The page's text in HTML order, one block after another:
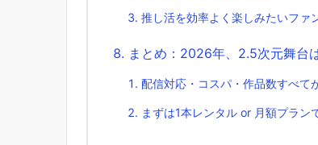
推し活を効率よく楽しみたいファ
まとめ：2026年、2.5次元舞台
配信対応・コスパ・作品数すべて
まずは1本レンタル or 月額プラン